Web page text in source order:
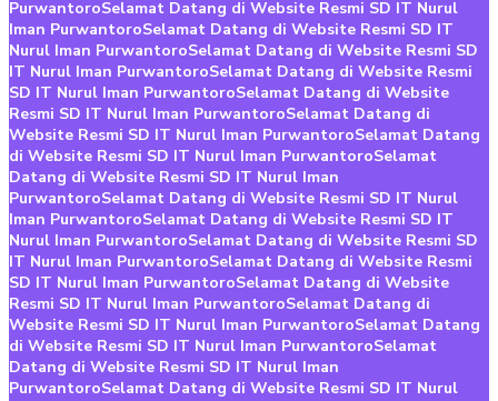
PurwantoroSelamat Datang di Website Resmi SD IT Nurul
Iman PurwantoroSelamat Datang di Website Resmi SD IT
Nurul Iman PurwantoroSelamat Datang di Website Resmi SD
IT Nurul Iman PurwantoroSelamat Datang di Website Resmi
SD IT Nurul Iman PurwantoroSelamat Datang di Website
Resmi SD IT Nurul Iman PurwantoroSelamat Datang di
Website Resmi SD IT Nurul Iman PurwantoroSelamat Datang
di Website Resmi SD IT Nurul Iman PurwantoroSelamat
Datang di Website Resmi SD IT Nurul Iman
PurwantoroSelamat Datang di Website Resmi SD IT Nurul
Iman PurwantoroSelamat Datang di Website Resmi SD IT
Nurul Iman PurwantoroSelamat Datang di Website Resmi SD
IT Nurul Iman PurwantoroSelamat Datang di Website Resmi
SD IT Nurul Iman PurwantoroSelamat Datang di Website
Resmi SD IT Nurul Iman PurwantoroSelamat Datang di
Website Resmi SD IT Nurul Iman PurwantoroSelamat Datang
di Website Resmi SD IT Nurul Iman PurwantoroSelamat
Datang di Website Resmi SD IT Nurul Iman
PurwantoroSelamat Datang di Website Resmi SD IT Nurul